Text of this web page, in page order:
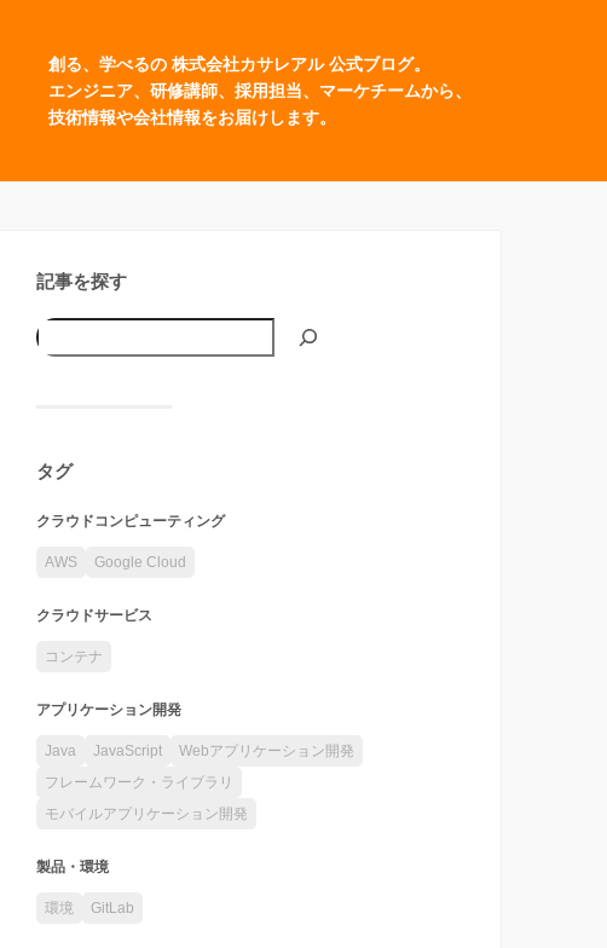
創る、学べるの 株式会社カサレアル 公式ブログ。
エンジニア、研修講師、採用担当、マーケチームから、
技術情報や会社情報をお届けします。
記事を探す
タグ
クラウドコンピューティング
AWS Google Cloud
クラウドサービス
コンテナ
アプリケーション開発
Java JavaScript
Webアプリケーション開発
フレームワーク・ライブラリ
モバイルアプリケーション開発
製品・環境
環境 GitLab